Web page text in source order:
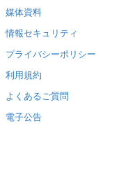
媒体資料
情報セキュリティ
プライバシーポリシー
利用規約
よくあるご質問
電子公告